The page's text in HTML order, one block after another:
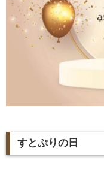
すとぷりの日